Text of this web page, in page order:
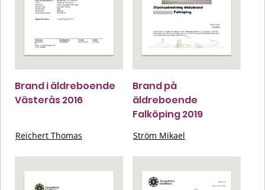
Brand i äldreboende
Västerås 2016
Reichert Thomas
Brand på
äldreboende
Falköping 2019
Ström Mikael